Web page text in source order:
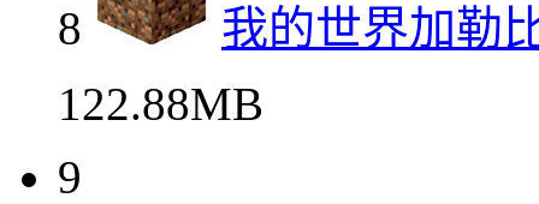
8
我的世界加勒
122.88MB
9